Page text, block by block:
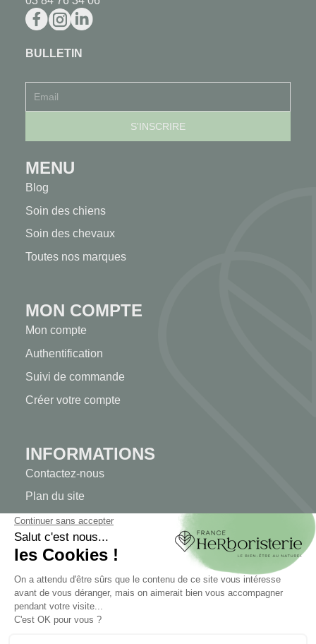
BULLETIN
MENU
Blog
Soin des chiens
Soin des chevaux
Toutes nos marques
MON COMPTE
Mon compte
Authentification
Suivi de commande
Créer votre compte
INFORMATIONS
Contactez-nous
Plan du site
Notre herboristerie
Livraison
MENTIONS LÉGALES